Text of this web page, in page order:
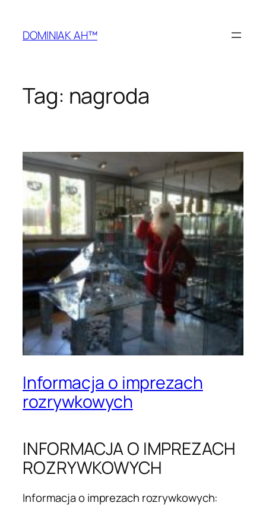
treściDOMINIAK AH™
Tag: nagroda
Informacja o imprezach
rozrywkowych
INFORMACJA O IMPREZACH
ROZRYWKOWYCH
Informacja o imprezach rozrywkowych: